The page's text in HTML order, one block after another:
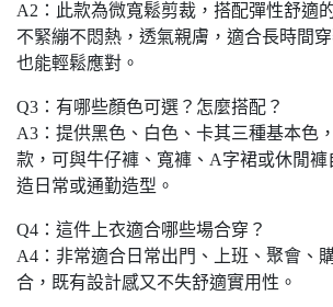
A2：此款為微寬鬆剪裁，搭配彈性舒適
不緊繃不悶熱，透氣親膚，適合長時間
也能輕鬆應對。
Q3：有哪些顏色可選？怎麼搭配？
A3：提供黑色、白色、卡其三種基本色
款，可與牛仔褲、寬褲、A字裙或休閒
造日常或通勤造型。
Q4：這件上衣適合哪些場合穿？
A4：非常適合日常出門、上班、聚會、
合，既有設計感又不失舒適實用性。